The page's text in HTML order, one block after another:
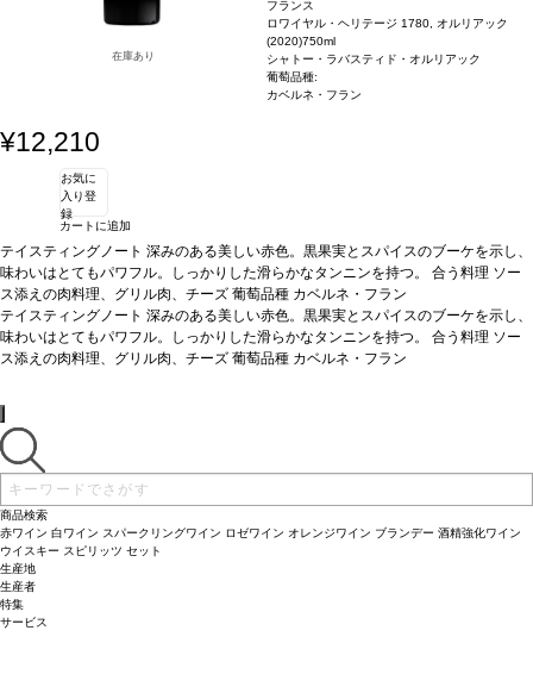
在庫あり
フランス
ロワイヤル・ヘリテージ 1780, オルリアック
(2020)750ml
シャトー・ラバスティド・オルリアック
葡萄品種:
カベルネ・フラン
¥12,210
お気に
入り登
録
カートに追加
テイスティングノート 深みのある美しい赤色。黒果実とスパイスのブーケを示し、
味わいはとてもパワフル。しっかりした滑らかなタンニンを持つ。 合う料理 ソー
ス添えの肉料理、グリル肉、チーズ 葡萄品種 カベルネ・フラン
テイスティングノート 深みのある美しい赤色。黒果実とスパイスのブーケを示し、
味わいはとてもパワフル。しっかりした滑らかなタンニンを持つ。 合う料理 ソー
ス添えの肉料理、グリル肉、チーズ 葡萄品種 カベルネ・フラン
商品検索
赤ワイン 白ワイン スパークリングワイン ロゼワイン オレンジワイン ブランデー 酒精強化ワイン
ウイスキー スピリッツ セット
生産地
生産者
特集
サービス